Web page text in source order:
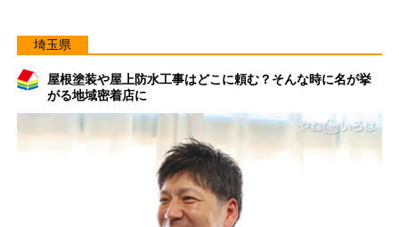
埼玉県
屋根塗装や屋上防水工事はどこに頼む？そんな時に名が挙
がる地域密着店に